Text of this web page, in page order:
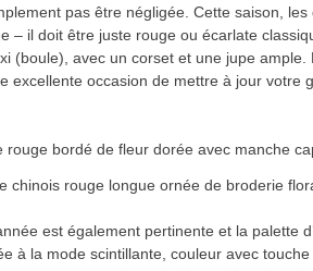
pas être négligée. Cette saison,
– il doit être juste rouge ou écarlate
(boule), avec un corset et une jupe
excellente occasion de mettre à jour
chinois rouge longue ornée de broderie
est également pertinente et la palette
à la mode scintillante, couleur avec